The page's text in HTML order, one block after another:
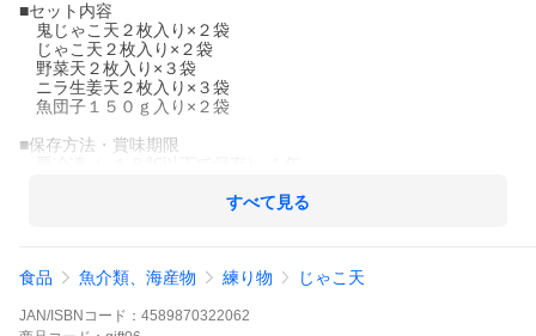
■セット内容
鬼じゃこ天２枚入り×２袋
じゃこ天２枚入り×２袋
野菜天２枚入り×３袋
ニラ生姜天２枚入り×３袋
魚団子１５０ｇ入り×２袋
■保存方法・賞味期限
すべて見る
食品 魚介類、海産物 練り物 じゃこ天
JAN/ISBNコード： 4589870322062